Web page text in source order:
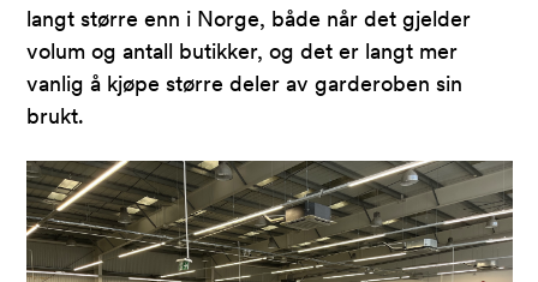
langt større enn i Norge, både når det gjelder
volum og antall butikker, og det er langt mer
vanlig å kjøpe større deler av garderoben sin
brukt.